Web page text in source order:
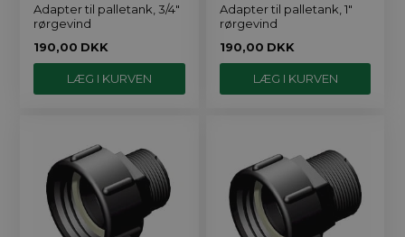
Adapter til palletank, 3/4"
rørgevind
190,00 DKK
Adapter til palletank, 1"
rørgevind
190,00 DKK